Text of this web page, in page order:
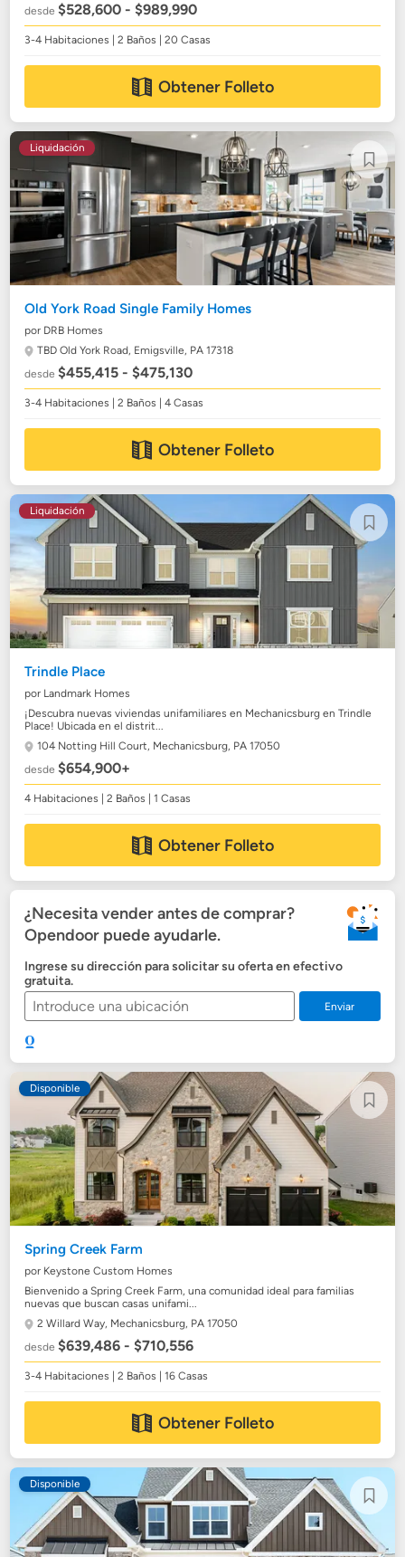
desde$528,600 - $989,990
3-4 Habitaciones | 2 Baños | 20 Casas
Obtener Folleto
Liquidación
Old York Road Single Family Homes
por DRB Homes
TBD Old York Road, Emigsville, PA 17318
desde$455,415 - $475,130
3-4 Habitaciones | 2 Baños | 4 Casas
Obtener Folleto
Liquidación
Trindle Place
por Landmark Homes
¡Descubra nuevas viviendas unifamiliares en Mechanicsburg en Trindle
Place! Ubicada en el distrit...
104 Notting Hill Court, Mechanicsburg, PA 17050
desde$654,900+
4 Habitaciones | 2 Baños | 1 Casas
Obtener Folleto
¿Necesita vender antes de comprar?
Opendoor puede ayudarle.
Ingrese su dirección para solicitar su oferta en efectivo
gratuita.
Enviar
Disponible
Spring Creek Farm
por Keystone Custom Homes
Bienvenido a Spring Creek Farm, una comunidad ideal para familias
nuevas que buscan casas unifami...
2 Willard Way, Mechanicsburg, PA 17050
desde$639,486 - $710,556
3-4 Habitaciones | 2 Baños | 16 Casas
Obtener Folleto
Disponible